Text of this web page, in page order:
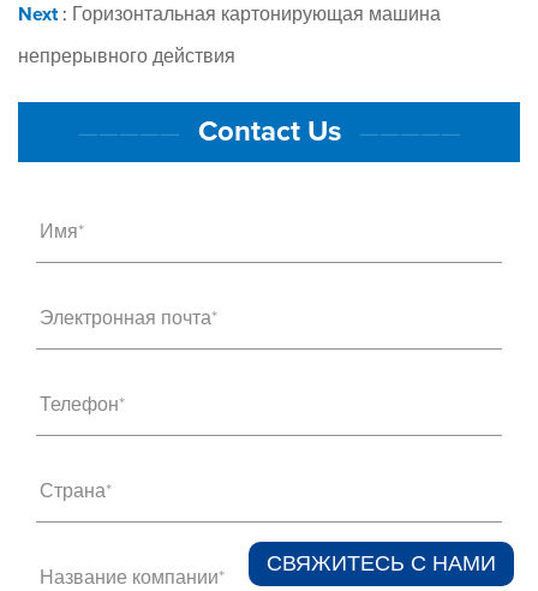
Next: Горизонтальная картонирующая машина
непрерывного действия
————— Contact Us —————
Имя*
Электронная почта*
Телефон*
Страна*
Название компании*
СВЯЖИТЕСЬ С НАМИ​